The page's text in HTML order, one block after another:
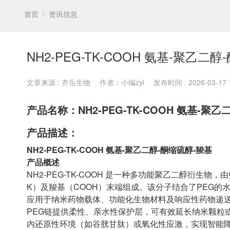
首页 资讯信息
NH2-PEG-TK-COOH 氨基-聚乙二醇
文章来源 : 齐岳生物 作者：小编zyl 发布时间 : 2026-03-17
产品名称：NH2-PEG-TK-COOH 氨基-聚乙
产品描述：
NH2-PEG-TK-COOH 氨基-聚乙二醇-酮缩硫醇-羧基
产品概述
NH2-PEG-TK-COOH 是一种多功能聚乙二醇衍生物，
K）及羧基（COOH）末端组成。该分子结合了PEG的
应用于纳米药物载体、功能化生物材料及响应性药物递
PEG链提供柔性、亲水性保护层，可有效延长纳米颗
内还原性环境（如谷胱甘肽）或氧化性应激，实现智